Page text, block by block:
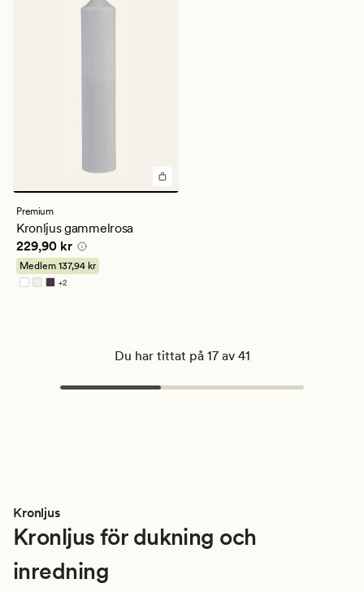
Premium
Kronljus gammelrosa
Pris 229,90 kr
229,90 kr
Medlem 137,94 kr
+2
Finns i fler färger
Du har tittat på 17 av 41
Kronljus
Kronljus för dukning och
inredning